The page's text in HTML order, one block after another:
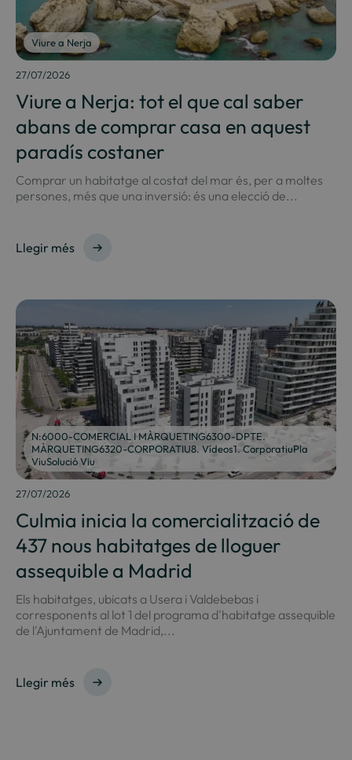
Viure a Nerja
27/07/2026
Viure a Nerja: tot el que cal saber
abans de comprar casa en aquest
paradís costaner
Comprar un habitatge al costat del mar és, per a moltes
persones, més que una inversió: és una elecció de...
Llegir més
N:6000-COMERCIAL I MÀRQUETING6300-DPTE.
MÀRQUETING6320-CORPORATIU8. Vídeos1. CorporatiuPla
ViuSolució Viu
27/07/2026
Culmia inicia la comercialització de
437 nous habitatges de lloguer
assequible a Madrid
Els habitatges, ubicats a Usera i Valdebebas i
corresponents al lot 1 del programa d'habitatge assequible
de l'Ajuntament de Madrid,...
Llegir més